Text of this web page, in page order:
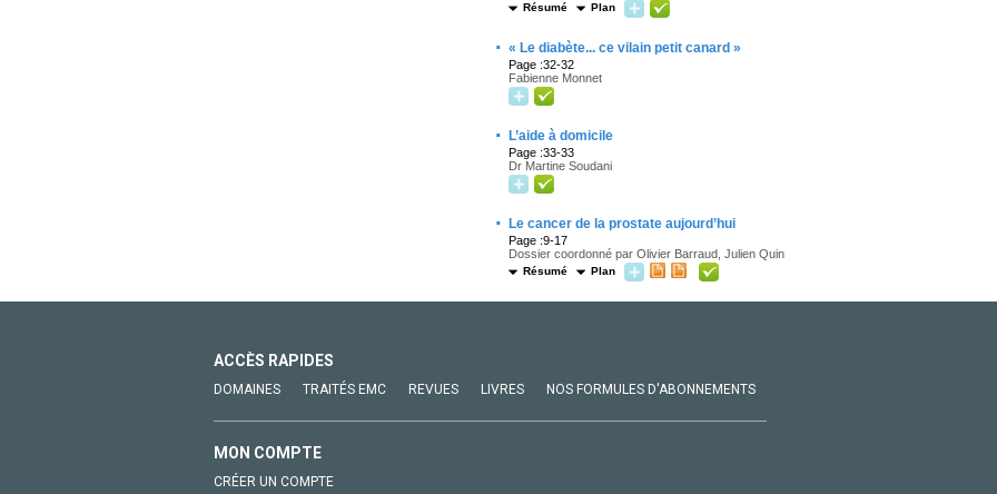
Résumé Plan
· « Le diabète... ce vilain petit canard »
Page :32-32
Fabienne Monnet
· L’aide à domicile
Page :33-33
Dr Martine Soudani
· Le cancer de la prostate aujourd’hui
Page :9-17
Dossier coordonné par Olivier Barraud, Julien Quin
Résumé Plan
ACCÈS RAPIDES
DOMAINES TRAITÉS EMC REVUES LIVRES NOS FORMULES D'ABONNEMENTS
MON COMPTE
CRÉER UN COMPTE